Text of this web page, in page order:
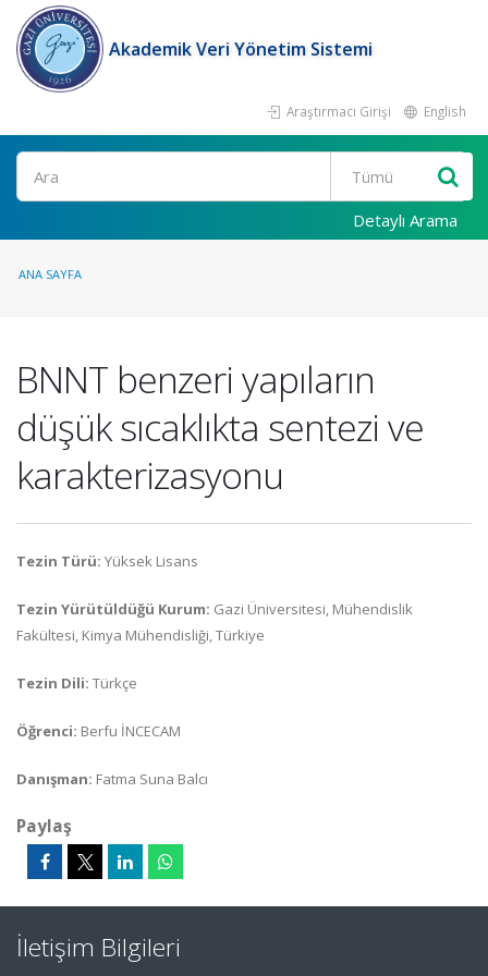
Akademik Veri Yönetim Sistemi
Araştırmacı Girişi English
Ara
Detaylı Arama
ANA SAYFA
BNNT benzeri yapıların
düşük sıcaklıkta sentezi ve
karakterizasyonu
Tezin Türü: Yüksek Lisans
Tezin Yürütüldüğü Kurum: Gazi Üniversitesi, Mühendislik
Fakültesi, Kimya Mühendisliği, Türkiye
Tezin Dili: Türkçe
Öğrenci: Berfu İNCECAM
Danışman: Fatma Suna Balcı
Paylaş
İletişim Bilgileri